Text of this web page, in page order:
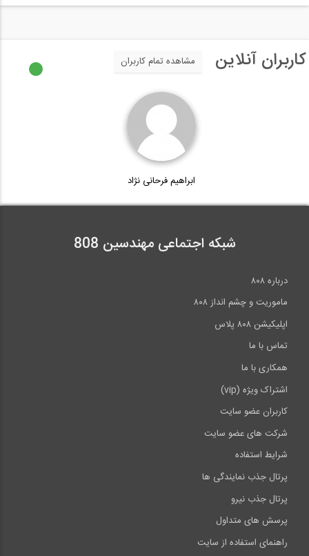
کاربران آنلاین مشاهده تمام کاربران
ابراهیم فرحانی نژاد
شبکه اجتماعی مهندسین 808
درباره ۸۰۸
ماموریت و چشم انداز ۸۰۸
اپلیکیشن ۸۰۸ پلاس
تماس با ما
همکاری با ما
اشتراک ویژه (vip)
کاربران عضو سایت
شرکت های عضو سایت
شرایط استفاده
پرتال جذب نمایندگی ها
پرتال جذب نیرو
پرسش های متداول
راهنمای استفاده از سایت